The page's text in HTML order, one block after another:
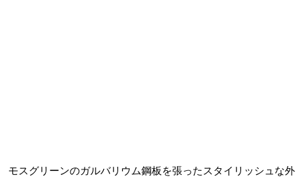
モスグリーンのガルバリウム鋼板を張ったスタイリッシュな外